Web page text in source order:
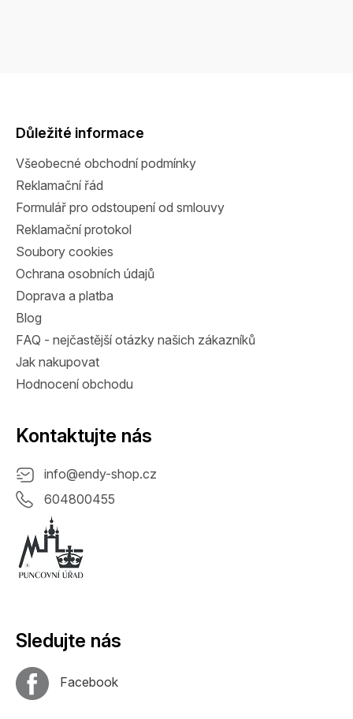
Důležité informace
Všeobecné obchodní podmínky
Reklamační řád
Formulář pro odstoupení od smlouvy
Reklamační protokol
Soubory cookies
Ochrana osobních údajů
Doprava a platba
Blog
FAQ - nejčastější otázky našich zákazníků
Jak nakupovat
Hodnocení obchodu
Kontaktujte nás
info@endy-shop.cz
604800455
Sledujte nás
Facebook